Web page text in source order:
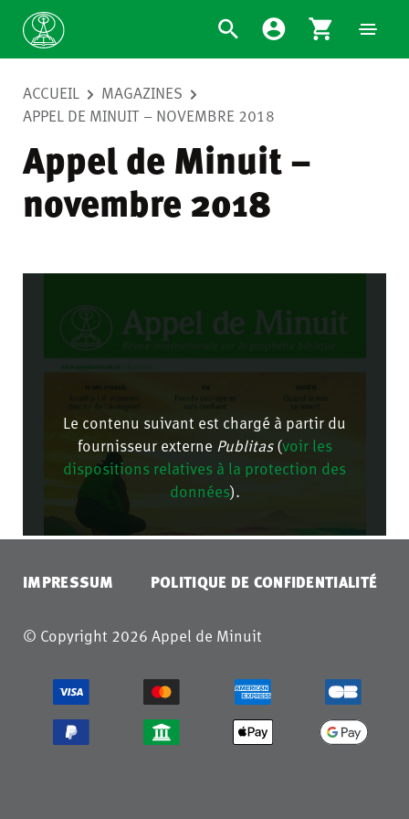
ACCUEIL
MAGAZINES
APPEL DE MINUIT – NOVEMBRE 2018
Appel de Minuit –
novembre 2018
Le contenu suivant est chargé à partir du
fournisseur externe Publitas(voir les
dispositions relatives à la protection des
données).
IMPRESSUM
POLITIQUE DE CONFIDENTIALITÉ
© Copyright 2026 Appel de Minuit